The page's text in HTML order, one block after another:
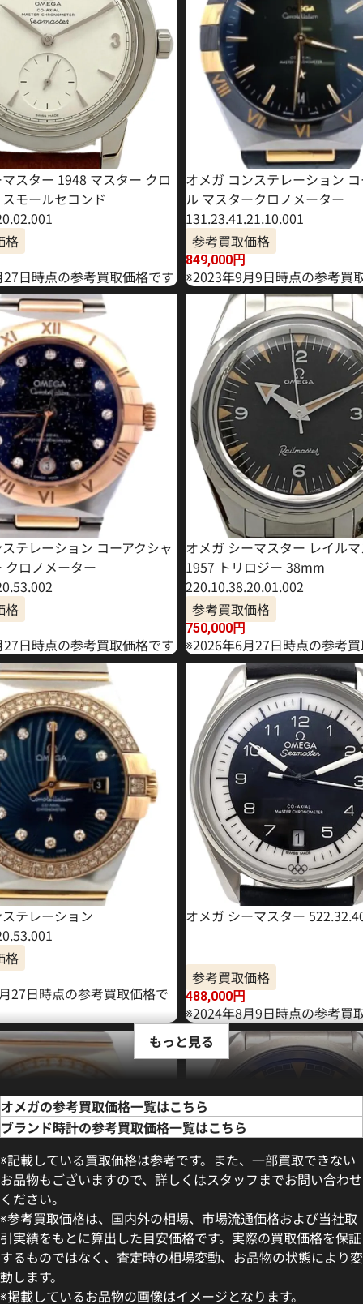
スター 1948 マスター クロ
モールセコンド
格
日時点の参考買取価格です
オメガ コンステレーション
ル マスタークロノメーター
131.23.41.21.10.001
参考買取価格
849,000円
※2023年9月9日時点の参考買
テレーション コーアクシャ
クロノメーター
格
日時点の参考買取価格です
オメガ シーマスター レイル
1957 トリロジー 38mm
220.10.38.20.01.002
参考買取価格
750,000円
※2026年6月27日時点の参考
テレーション
格
27日時点の参考買取価格で
オメガ シーマスター
参考買取価格
488,000円
※2024年8月9日時点の参考買
テレーション
もっと見る
オメガの参考買取価格一覧はこちら
ブランド時計の参考買取価格一覧はこちら
※記載している買取価格は参考です。また、一部買取できない
お品物もございますので、詳しくはスタッフまでお問い合わせ
ください。
※参考買取価格は、国内外の相場、市場流通価格および当社取
引実績をもとに算出した目安価格です。実際の買取価格を保証
するものではなく、査定時の相場変動、お品物の状態により変
動します。
※掲載しているお品物の画像はイメージとなります。